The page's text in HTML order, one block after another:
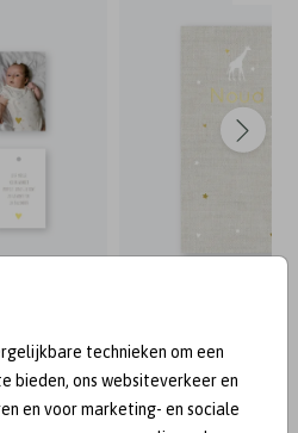
technieken om een
bieden, ons websiteverkeer en
en voor marketing- en sociale